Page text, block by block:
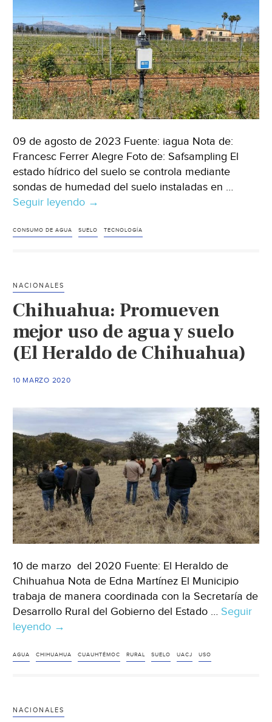
agroalimentarios
sostenibles
(Universidad
Autónoma
de
Sinaloa)
09 de agosto de 2023 Fuente: iagua Nota de:
Francesc Ferrer Alegre Foto de: Safsampling El
estado hídrico del suelo se controla mediante
sondas de humedad del suelo instaladas en …
Seguir leyendo Global
La
ahorrar
hasta
un
30%
→
CONSUMO DE AGUA SUELO TECNOLOGÍA
NACIONALES
Chihuahua: Promueven
mejor uso de agua y suelo
(El Heraldo de Chihuahua)
10 MARZO 2020
10 de marzo del 2020 Fuente: El Heraldo de
Chihuahua Nota de Edna Martínez El Municipio
trabaja de manera coordinada con la Secretaría de
Desarrollo Rural del Gobierno del Estado … Seguir
leyendo Chihuahua:
mejor
y
→
AGUA CHIHUAHUA CUAUHTÉMOC RURAL SUELO UACJ USO
NACIONALES